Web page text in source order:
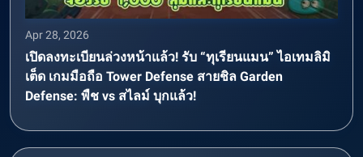
Apr 28, 2026
เปิดลงทะเบียนล่วงหน้าแล้ว! รับ “ทุเรียนแมน” ไอเทมลิมิ
เต็ด เกมมือถือ Tower Defense สายชิล Garden
Defense: พืช vs สไลม์ บุกแล้ว!